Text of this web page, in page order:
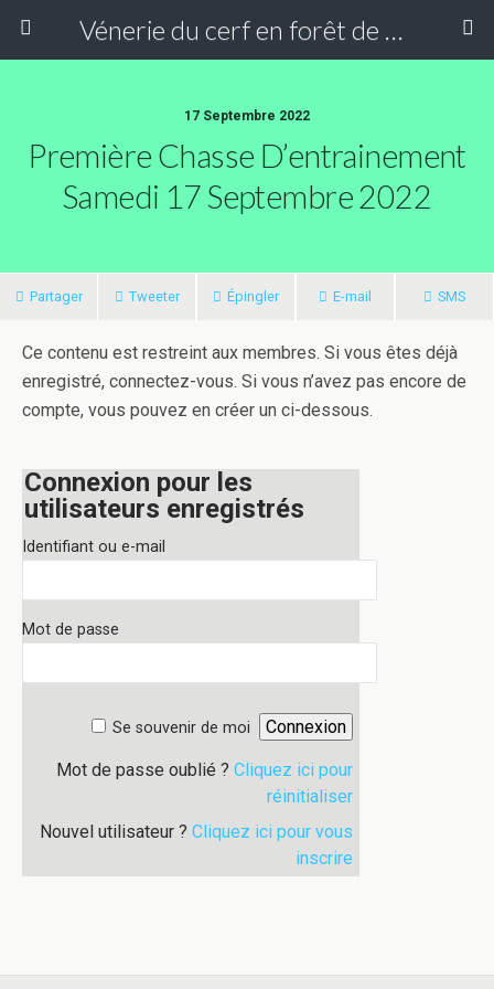
Vénerie du cerf en forêt de Compiègne
17 Septembre 2022
Première Chasse D’entrainement
Samedi 17 Septembre 2022
Partager Tweeter Épingler E-mail SMS
Ce contenu est restreint aux membres. Si vous êtes déjà
enregistré, connectez-vous. Si vous n’avez pas encore de
compte, vous pouvez en créer un ci-dessous.
Connexion pour les
utilisateurs enregistrés
Identifiant ou e-mail
Mot de passe
Se souvenir de moi
Mot de passe oublié ? Cliquez ici pour
réinitialiser
Nouvel utilisateur ? Cliquez ici pour vous
inscrire